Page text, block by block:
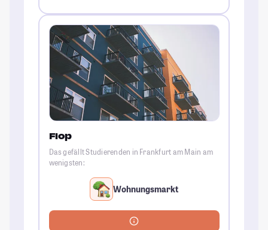
Flop
Das gefällt Studierenden in Frankfurt am Main am
wenigsten:
Wohnungsmarkt